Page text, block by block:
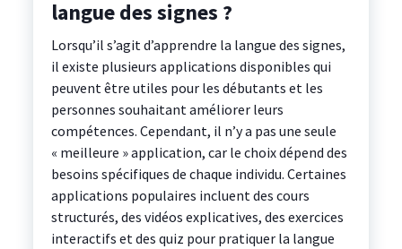
langue des signes ?
Lorsqu’il s’agit d’apprendre la langue des signes,
il existe plusieurs applications disponibles qui
peuvent être utiles pour les débutants et les
personnes souhaitant améliorer leurs
compétences. Cependant, il n’y a pas une seule
« meilleure » application, car le choix dépend des
besoins spécifiques de chaque individu. Certaines
applications populaires incluent des cours
structurés, des vidéos explicatives, des exercices
interactifs et des quiz pour pratiquer la langue